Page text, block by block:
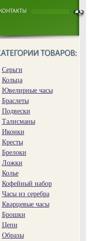
Серьги
Кольца
Ювелирные часы
Браслеты
Подвески
Талисманы
Иконки
Кресты
Брелоки
Ложки
Колье
Кофейный набор
Часы из серебра
Кварцевые часы
Брошки
Цепи
Образы